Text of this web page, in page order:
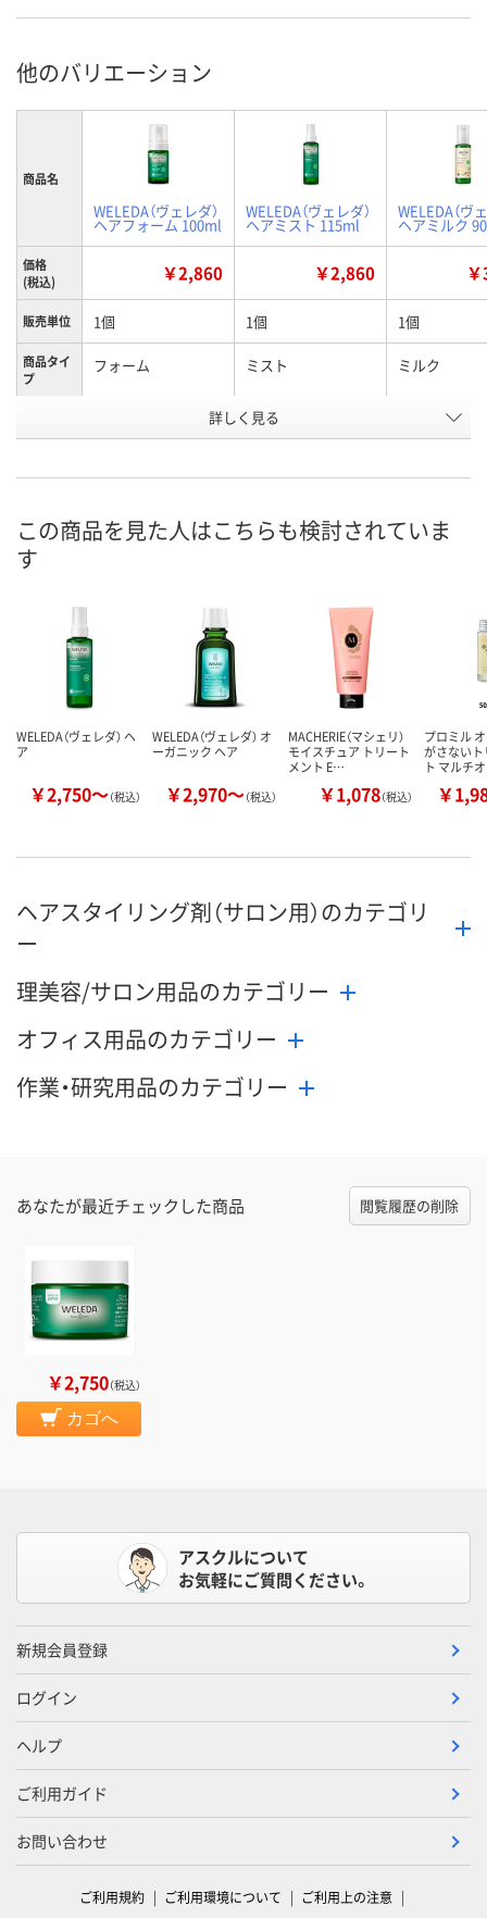
他のバリエーション
商品名
WELEDA（ヴェレダ）
ヘアフォーム 100ml
WELEDA（ヴェレダ）
ヘアミスト 115ml
WELEDA（ヴ
ヘアミルク
価格
(税込)
￥2,860 ￥2,860
販売単位 1個 1個 1個
商品タイ
プ
フォーム ミスト ミルク
EP87966 EP87963
8月7日（金）
カゴへ カゴへ カ
詳しく見る
この商品を見た人はこちらも検討されていま
す
WELEDA（ヴェレダ） ヘ
ア
￥2,750～（税込）
WELEDA（ヴェレダ） オ
ーガニック ヘア
￥2,970～（税込）
MACHERIE（マシェリ）
モイスチュア トリート
メント E…
￥1,078（税込）
プロミル
がさない
ト マルチ
￥
ヘアスタイリング剤（サロン用）のカテゴリ
ー
理美容/サロン用品のカテゴリー
オフィス用品のカテゴリー
作業・研究用品のカテゴリー
あなたが最近チェックした商品 閲覧履歴の削除
￥2,750（税込）
カゴへ
アスクルについて
お気軽にご質問ください。
新規会員登録
ログイン
ヘルプ
ご利用ガイド
お問い合わせ
ご利用規約 ご利用環境について ご利用上の注意